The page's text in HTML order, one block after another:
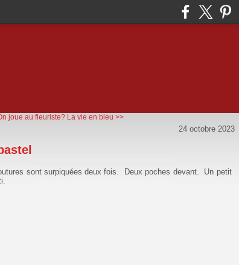
joue au fleuriste? La vie en bleu >>
24 octobre 2023
sont surpiquées deux fois. Deux poches devant. Un petit